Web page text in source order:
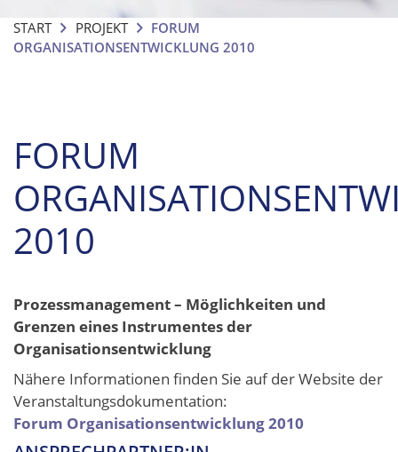
START PROJEKT
FORUM
ORGANISATIONSENTWICKLUNG 2010
FORUM
2010
Prozessmanagement – Möglichkeiten und
Grenzen eines Instrumentes der
Organisationsentwicklung
Nähere Informationen finden Sie auf der Website der
Veranstaltungsdokumentation:
Forum Organisationsentwicklung 2010